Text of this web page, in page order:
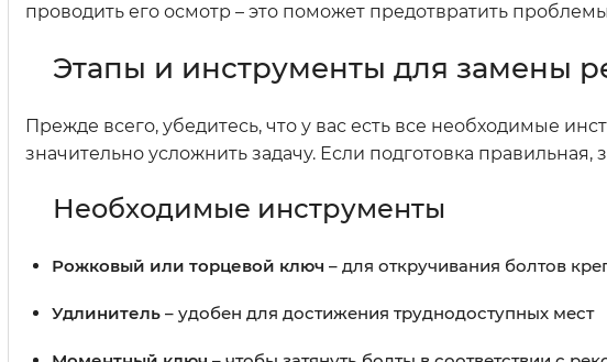
проводить его осмотр – это поможет предотвратить
Этапы и инструменты для замены
Прежде всего, убедитесь, что у вас есть все необходимые
значительно усложнить задачу. Если подготовка
Необходимые инструменты
Рожковый или торцевой ключ – для откручивания болтов
Удлинитель – удобен для достижения труднодоступных мест